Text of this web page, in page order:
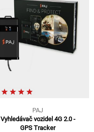
PAJ
Vyhledávač vozidel 4G 2.0 -
GPS Tracker